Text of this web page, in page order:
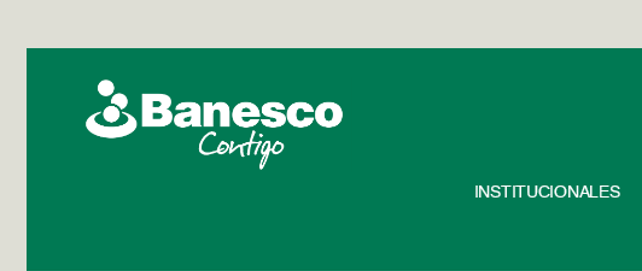
INSTITUCIONALES